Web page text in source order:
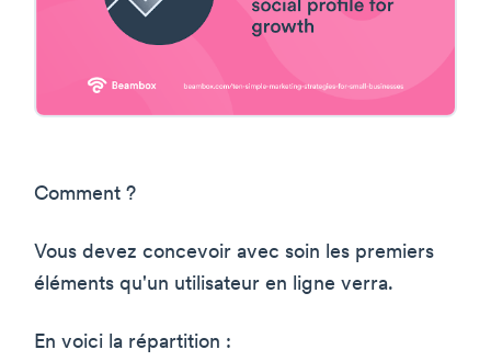
Comment ?
Vous devez concevoir avec soin les premiers
éléments qu'un utilisateur en ligne verra.
En voici la répartition :